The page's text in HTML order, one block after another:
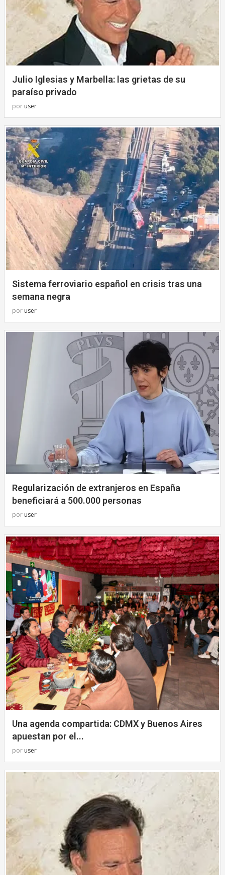
Julio Iglesias y Marbella: las grietas de su
paraíso privado
por user
Sistema ferroviario español en crisis tras una
semana negra
por user
Regularización de extranjeros en España
beneficiará a 500.000 personas
por user
Una agenda compartida: CDMX y Buenos Aires
apuestan por el...
por user